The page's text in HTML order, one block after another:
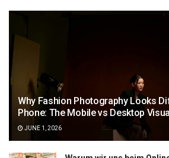
Why Fashion Photography Looks
Phone: The Mobile vs Desktop
JUNE 1, 2026